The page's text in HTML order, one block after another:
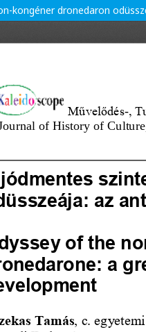
kongéner dronedaron